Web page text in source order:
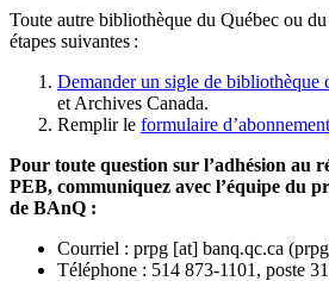
Toute autre bibliothèque du Québec ou
étapes suivantes :
Demander un sigle de bibliothèque
et Archives Canada.
Remplir le formulaire d’abonnement
Pour toute question sur l’adhésion au
PEB, communiquez avec l’équipe du
de BAnQ :
Courriel : prpg [at] banq.qc.ca (
Téléphone : 514 873-1101, poste